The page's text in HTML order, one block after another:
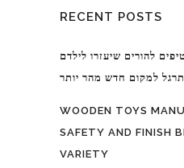
RECENT POSTS
להורים שיעזרו לילדם
למקום חדש מהר יותר
WOODEN TOYS
SAFETY AND FINISH
VARIETY